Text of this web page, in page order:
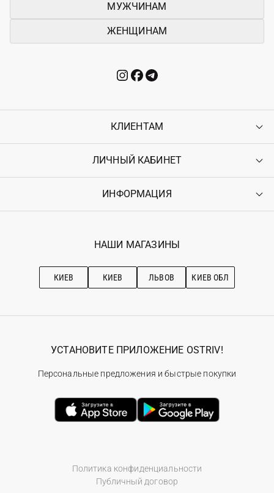
МУЖЧИНАМ
ЖЕНЩИНАМ
КЛИЕНТАМ
Контакты
Возврат
Гарантия
ЛИЧНЫЙ КАБИНЕТ
Войти
Ostriv Club+
ИНФОРМАЦИЯ
Наши магазини
Рекомендации по уходу
НАШИ МАГАЗИНЫ
КИЕВ КИЕВ ЛЬВОВ КИЕВ ОБЛ
Политика конфиденциальности
Публичный договор
УСТАНОВИТЕ ПРИЛОЖЕНИЕ OSTRIV!
Персональные предложения и быстрые покупки